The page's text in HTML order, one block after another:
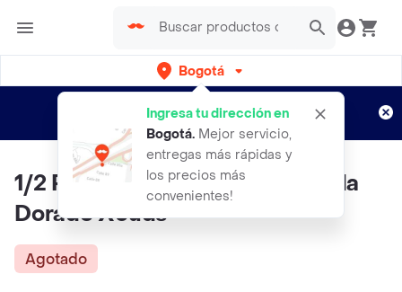
Bogotá
Ingresa tu dirección en
Bogotá. Mejor servicio,
entregas más rápidas y
los precios más
convenientes!
envíos gratis por semanas
Aplican TyC
1/2 Pliego De Cartulina Mirellada
Dorado X5uds
Agotado